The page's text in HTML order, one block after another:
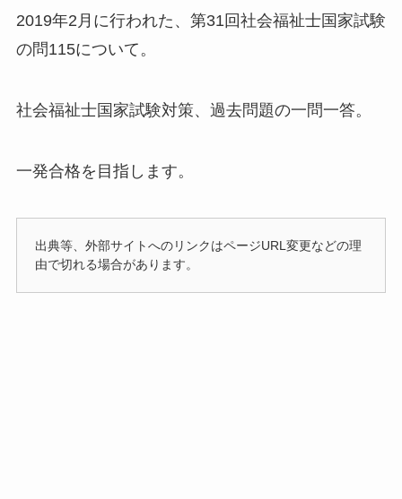
2019年2月に行われた、第31回社会福祉士国家試験
の問115について。
社会福祉士国家試験対策、過去問題の一問一答。
一発合格を目指します。
出典等、外部サイトへのリンクはページURL変更などの理
由で切れる場合があります。